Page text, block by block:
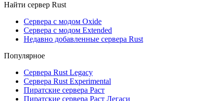
Найти сервер Rust
Сервера с модом Oxide
Сервера с модом Extended
Недавно добавленные сервера Rust
Популярное
Сервера Rust Legacy
Сервера Rust Experimental
Пиратские сервера Раст
Пиратские сервера Раст Легаси